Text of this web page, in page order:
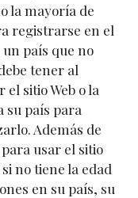
la mayoría de
registrarse en el
un país que no
tener al
el sitio Web o la
su país para
Además de
usar el sitio
no tiene la edad
en su país, su